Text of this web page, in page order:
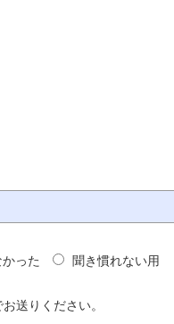
った
聞き慣れない用
送りください。